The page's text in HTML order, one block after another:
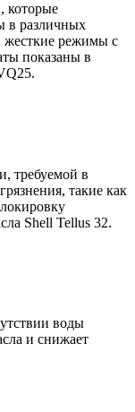
которые
в различных
жесткие режимы с
показаны в
требуемой в
такие как
Shell Tellus 32.
воды
и снижает